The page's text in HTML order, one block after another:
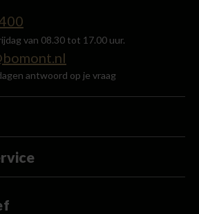
van 08.30 tot 17.00 uur.
antwoord op je vraag